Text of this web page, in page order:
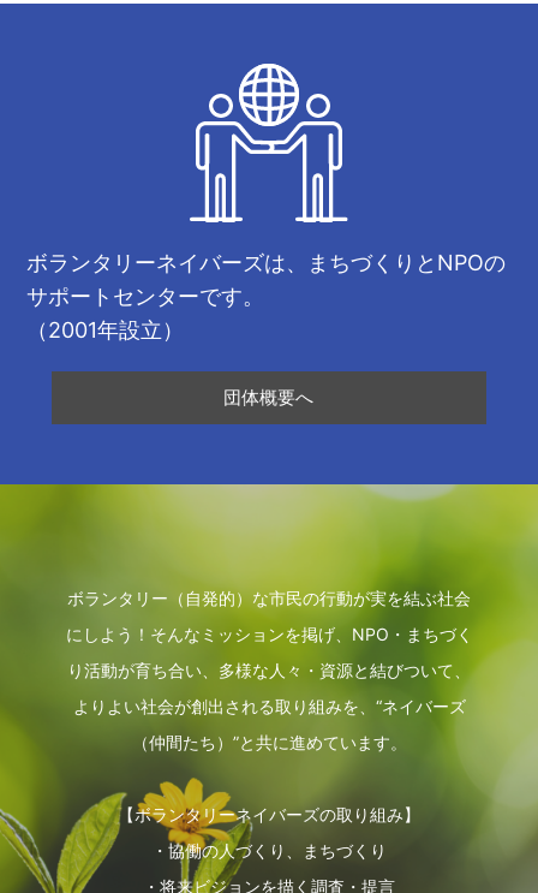
ボランタリーネイバーズは、まちづくりとNPOの
サポートセンターです。
（2001年設立）
団体概要へ
ボランタリー（自発的）な市民の行動が実を結ぶ社会
にしよう！そんなミッションを掲げ、NPO・まちづく
り活動が育ち合い、多様な人々・資源と結びついて、
よりよい社会が創出される取り組みを、“ネイバーズ
（仲間たち）”と共に進めています。
【ボランタリーネイバーズの取り組み】
・協働の人づくり、まちづくり
・将来ビジョンを描く調査・提言